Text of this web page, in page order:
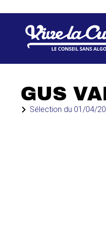
GUS
Sélection du 01/04/